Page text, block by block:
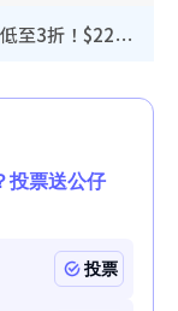
廚具開倉｜特福Tefal廚具/家電開倉低至3折！$220起買平底鍋/炒鑊/湯煲！電飯煲/吸塵機/燙斗$418起